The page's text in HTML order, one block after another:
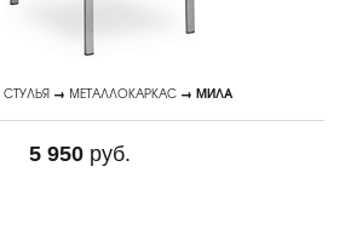
СТУЛЬЯ→ МЕТАЛЛОКАРКАС→ МИЛА
5 950руб.